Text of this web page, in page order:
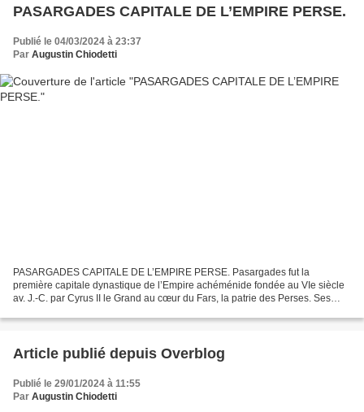
PASARGADES CAPITALE DE L’EMPIRE PERSE.
Publié le 04/03/2024 à 23:37
Par Augustin Chiodetti
PASARGADES CAPITALE DE L’EMPIRE PERSE. Pasargades fut la
première capitale dynastique de l’Empire achéménide fondée au VIe siècle
av. J.-C. par Cyrus II le Grand au cœur du Fars, la patrie des Perses. Ses
Article publié depuis Overblog
Publié le 29/01/2024 à 11:55
Par Augustin Chiodetti